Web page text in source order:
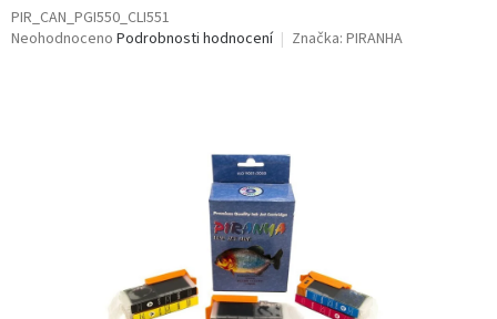
PIR_CAN_PGI550_CLI551
Průměrné
Neohodnoceno Podrobnosti hodnocení Značka: PIRANHA